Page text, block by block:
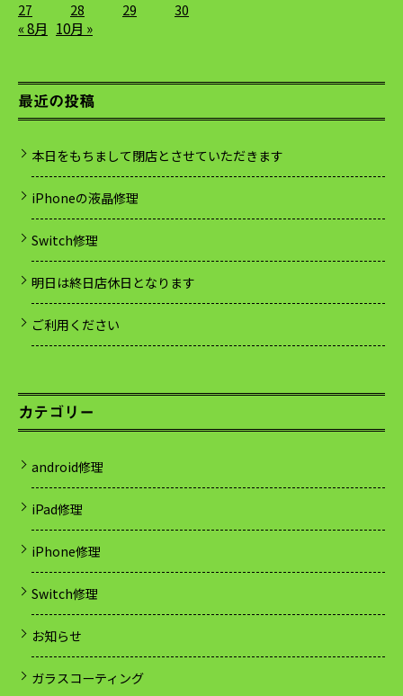
27
28 29 30
« 8月 10月 »
最近の投稿
本日をもちまして閉店とさせていただきます
iPhoneの液晶修理
Switch修理
明日は終日店休日となります
ご利用ください
カテゴリー
android修理
iPad修理
iPhone修理
Switch修理
お知らせ
ガラスコーティング